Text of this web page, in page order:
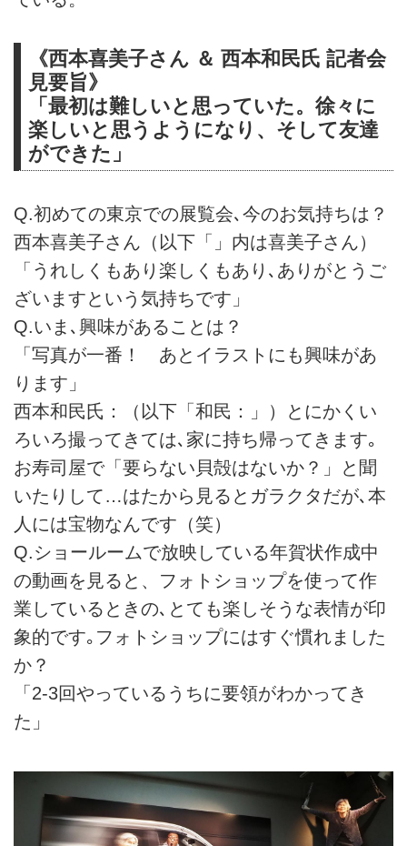
《西本喜美子さん ＆ 西本和民氏 記者会
見要旨》
「最初は難しいと思っていた。徐々に
楽しいと思うようになり、そして友達
ができた」
Q.初めての東京での展覧会､今のお気持ちは？
西本喜美子さん（以下「」内は喜美子さん）
「うれしくもあり楽しくもあり､ありがとうご
ざいますという気持ちです」
Q.いま､興味があることは？
「写真が一番！ あとイラストにも興味があ
ります」
西本和民氏：（以下「和民：」）とにかくい
ろいろ撮ってきては､家に持ち帰ってきます｡
お寿司屋で「要らない貝殻はないか？」と聞
いたりして…はたから見るとガラクタだが､本
人には宝物なんです（笑）
Q.ショールームで放映している年賀状作成中
の動画を見ると、フォトショップを使って作
業しているときの､とても楽しそうな表情が印
象的です｡フォトショップにはすぐ慣れました
か？
「2-3回やっているうちに要領がわかってき
た」